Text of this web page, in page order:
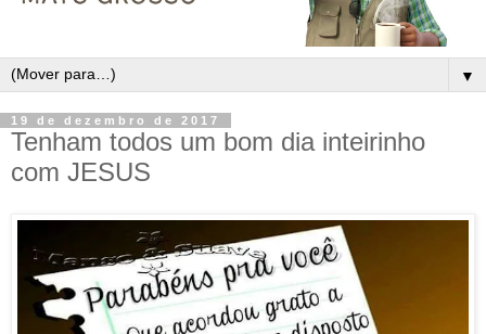
▼
19 de dezembro de 2017
Tenham todos um bom dia inteirinho
com JESUS